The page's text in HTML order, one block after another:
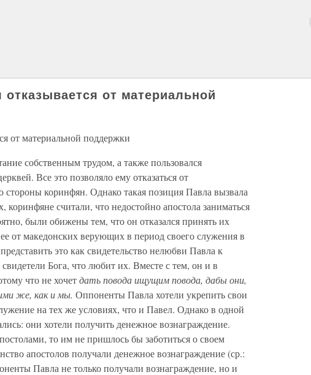
от материальной
от материальной поддержки
собственным трудом, а также пользовался
Все это позволяло ему отказаться от
стороны коринфян. Однако такая позиция Павла вызвала
считали, что недостойно апостола заниматься
были обижены тем, что он отказался принять их
от македонских верующих в период своего служения в
это как свидетельство нелюбви Павла к
Бога, что любит их. Вместе с тем, он и в
что не хочетдать повода ищущим повода, дабы они,
же, как и мы. Оппоненты Павла хотели укрепить свои
на тех же условиях, что и Павел. Однако в одной
они хотели получить денежное вознаграждение.
то им не пришлось бы заботиться о своем
апостолов получали денежное вознаграждение (ср.:
Павла не только получали вознаграждение, но и